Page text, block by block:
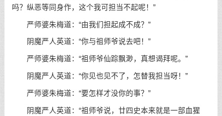
吗？纵恶等同身作，这个我可担当不起呢！”
严师婆朱梅道：“由我们担起成不成？”
阴魔严人英道：“你与祖师爷说去吧！”
严师婆朱梅道：“祖师爷仙踪飘渺，真想谒拜呢。”
阴魔严人英道：“你见也见不了，怎替我担当呀！”
严师婆朱梅道：“要怎样才没你的事？”
阴魔严人英道：“祖师爷说，廿四史本来就是一部血猩